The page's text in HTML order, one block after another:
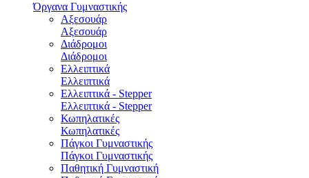
Όργανα Γυμναστικής
Αξεσουάρ
Αξεσουάρ
Διάδρομοι
Διάδρομοι
Ελλειπτικά
Ελλειπτικά
Ελλειπτικά - Stepper
Ελλειπτικά - Stepper
Κωπηλατικές
Κωπηλατικές
Πάγκοι Γυμναστικής
Πάγκοι Γυμναστικής
Παθητική Γυμναστική